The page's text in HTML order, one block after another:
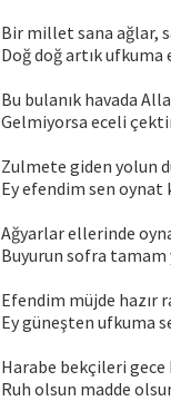
Bir millet sana ağlar,
Doğ doğ artık
Bu bulanık havada
Gelmiyorsa eceli
Zulmete giden yolun
Ey efendim sen oynat
Ağyarlar ellerinde
Buyurun sofra tamam
Efendim müjde hazır
Ey güneşten ufkuma
Harabe bekçileri gece
Ruh olsun madde